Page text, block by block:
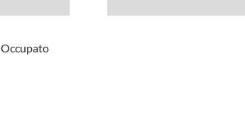
Occupato